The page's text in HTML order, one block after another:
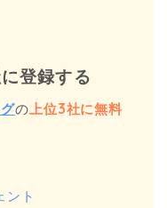
登録する
の上位3社に無料
ント